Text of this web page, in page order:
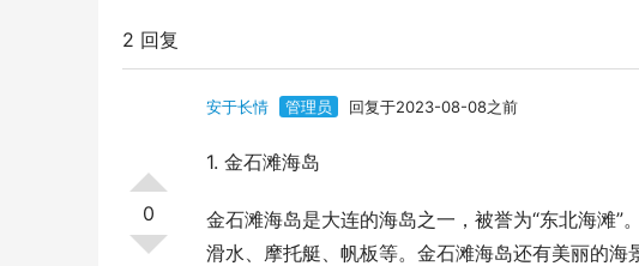
2 回复
0
安于长情 管理员 回复于2023-08-08之前
1. 金石滩海岛
金石滩海岛是大连的海岛之一，被誉为“东北海滩
滑水、摩托艇、帆板等。金石滩海岛还有美丽的海